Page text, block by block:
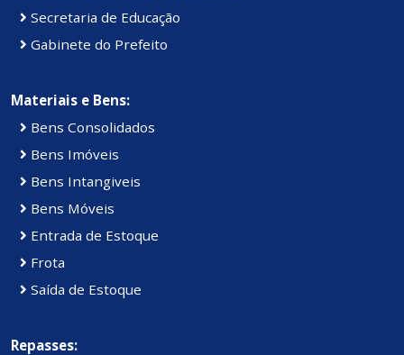
Secretaria de Educação
Gabinete do Prefeito
Materiais e Bens:
Bens Consolidados
Bens Imóveis
Bens Intangiveis
Bens Móveis
Entrada de Estoque
Frota
Saída de Estoque
Repasses: